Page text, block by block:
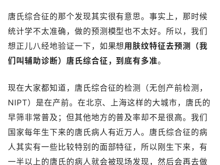
唐氏综合征的那个发现其实很有意思。事实上，那时候
统计学不太准确，做的预测模型也不太好。所以，我们
想正儿八经地验证一下，如果想用肤纹特征去预测（我
们叫辅助诊断）唐氏综合征，到底有多准。
现在大家都知道，唐氏综合征的检测（无创产前检测，
NIPT）是在产前。在北京、上海这样的大城市，唐氏的
早筛非常普及；但其他地方的普及率却不是很高。我们
国家每年生下来的唐氏病人有近万人。唐氏综合征的病
人其实有一些比较特别的面部特征，所以刚生下来，有
一半以上的唐氏的病人就会被现场发现，然后会再去做